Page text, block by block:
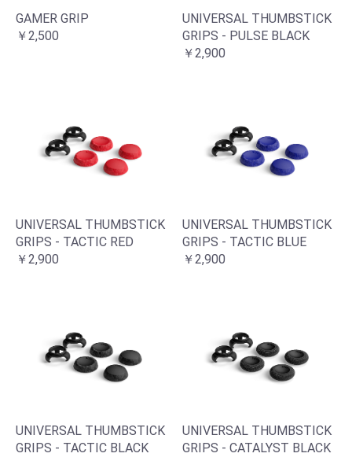
GAMER GRIP
￥2,500
UNIVERSAL THUMBSTICK
GRIPS - PULSE BLACK
￥2,900
UNIVERSAL THUMBSTICK
GRIPS - TACTIC RED
￥2,900
UNIVERSAL THUMBSTICK
GRIPS - TACTIC BLUE
￥2,900
UNIVERSAL THUMBSTICK
GRIPS - TACTIC BLACK
UNIVERSAL THUMBSTICK
GRIPS - CATALYST BLACK